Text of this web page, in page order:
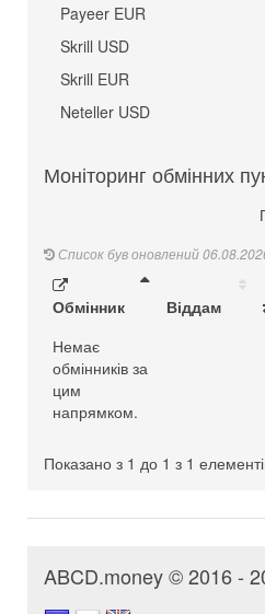
Payeer EUR
Skrill USD
Skrill EUR
Neteller USD
Моніторинг обмінних
Список був оновлений
Обмінник Віддам
Немає
обмінників за
цим
напрямком.
Показано з 1 до 1 з 1
ABCD.money © 2016 -